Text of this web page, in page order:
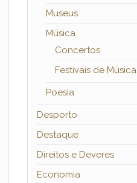
Museus
Música
Concertos
Festivais de Música
Poesia
Desporto
Destaque
Direitos e Deveres
Economia